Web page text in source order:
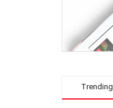
Trending